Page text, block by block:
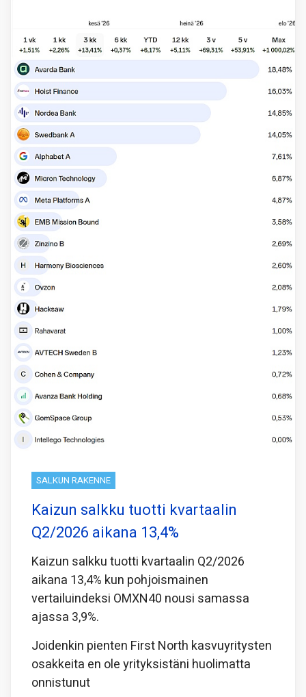
SALKUN RAKENNE
Kaizun salkku tuotti kvartaalin
Q2/2026 aikana 13,4%
Kaizun salkku tuotti kvartaalin Q2/2026
aikana 13,4% kun pohjoismainen
vertailuindeksi OMXN40 nousi samassa
ajassa 3,9%.
Joidenkin pienten First North kasvuyritysten
osakkeita en ole yrityksistäni huolimatta
onnistunut